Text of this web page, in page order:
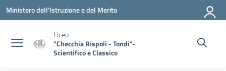
Vai ai contenuti
Vai al menu di navigazione
Vai al footer
Ministero dell'Istruzione e del Merito
Liceo
"Checchia Rispoli - Tondi"-
Scientifico e Classico